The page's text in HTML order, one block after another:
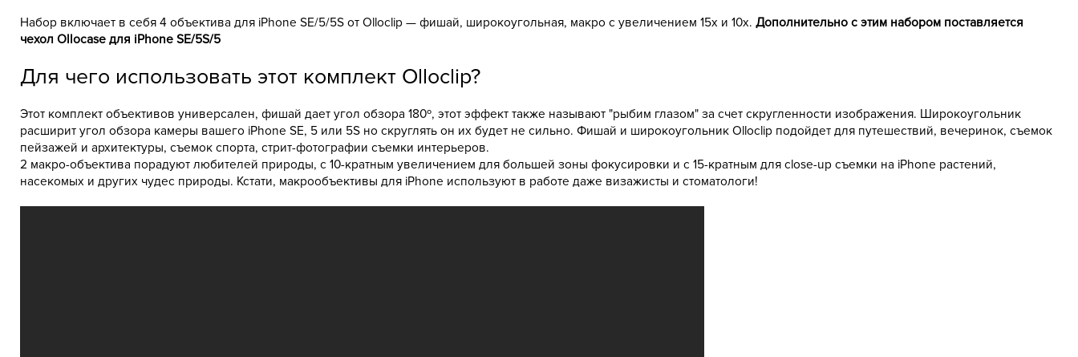
Набор включает в себя 4 объектива для iPhone SE/5/5S от Olloclip — фишай, широкоугольная, макро с увеличением 15x и 10x. Дополнительно с этим набором поставляется
чехол Ollocase для iPhone SE/5S/5
Для чего использовать этот комплект Olloclip?
Этот комплект объективов универсален, фишай дает угол обзора 180º, этот эффект также называют "рыбим глазом" за счет скругленности изображения. Широкоугольник
расширит угол обзора камеры вашего iPhone SE, 5 или 5S но скруглять он их будет не сильно. Фишай и широкоугольник Olloclip подойдет для путешествий, вечеринок, съемок
пейзажей и архитектуры, съемок спорта, стрит-фотографии съемки интерьеров.
2 макро-объектива порадуют любителей природы, с 10-кратным увеличением для большей зоны фокусировки и с 15-кратным для close-up съемки на iPhone растений,
насекомых и других чудес природы. Кстати, макрообъективы для iPhone используют в работе даже визажисты и стоматологи!